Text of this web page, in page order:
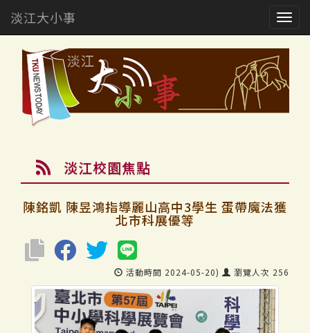
淡江大小事
淡江校園焦點
陳銘凱 陳昱鴻指導麗山高中3學生 蛋帶魔法獲
北市科展優等
活動時間 2024-05-20) 瀏覽人次 256